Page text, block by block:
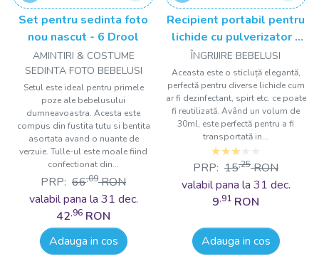
Set pentru sedinta foto
nou nascut - 6 Drool
AMINTIRI & COSTUME
SEDINTA FOTO BEBELUSI
Setul este ideal pentru primele
poze ale bebelusului
dumneavoastra. Acesta este
compus din fustita tutu si bentita
asortata avand o nuante de
verzuie. Tulle-ul este moale fiind
confectionat din...
PRP: 66,09 RON
valabil pana la 31 dec.
42,96 RON
Adauga in cos
Recipient portabil pentru
lichide cu pulverizator -
30 ml Drool
ÎNGRIJIRE BEBELUSI
Aceasta este o sticluță elegantă,
perfectă pentru diverse lichide cum
ar fi dezinfectant, spirt etc. ce poate
fi reutilizată. Având un volum de
30ml, este perfectă pentru a fi
transportată in...
PRP: 15,25 RON
valabil pana la 31 dec.
9,91 RON
Adauga in cos